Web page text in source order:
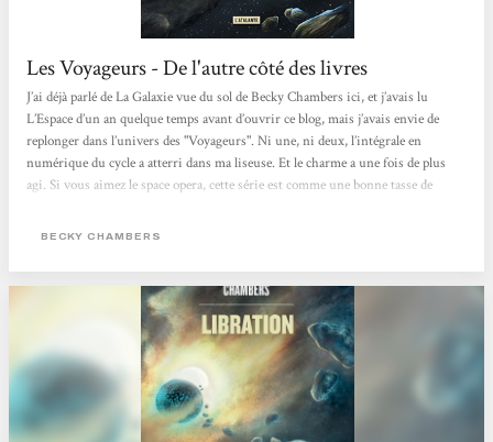
Les Voyageurs - De l'autre côté des livres
J’ai déjà parlé de La Galaxie vue du sol de Becky Chambers ici, et j’avais lu
L’Espace d’un an quelque temps avant d’ouvrir ce blog, mais j’avais envie de
replonger dans l’univers des "Voyageurs". Ni une, ni deux, l’intégrale en
numérique du cycle a atterri dans ma liseuse. Et le charme a une fois de plus
agi. Si vous aimez le space opera, cette série est comme une bonne tasse de
chez vous après une journée pluvieuse. La base commune est que les Humains
BECKY CHAMBERS